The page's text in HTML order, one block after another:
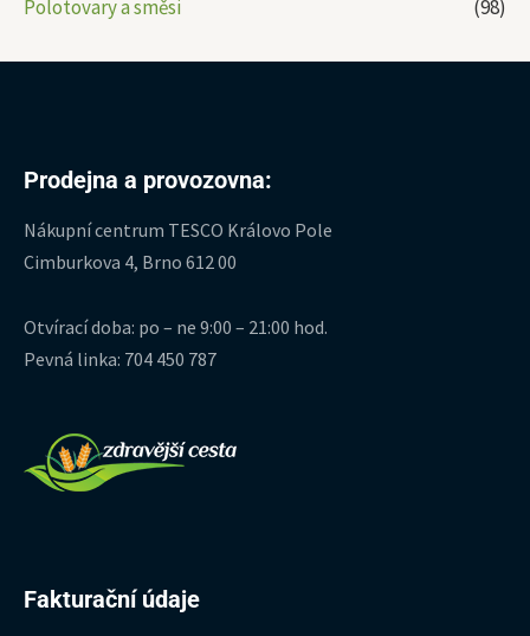
Polotovary a směsi
(98)
Prodejna a provozovna:
Nákupní centrum TESCO Královo Pole
Cimburkova 4, Brno 612 00
Otvírací doba: po – ne 9:00 – 21:00 hod.
Pevná linka: 704 450 787
Fakturační údaje